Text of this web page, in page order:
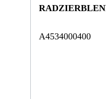
A4534000400